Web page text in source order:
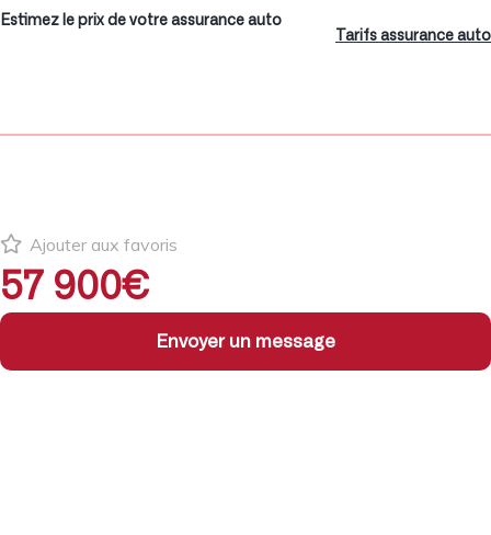
Estimez le prix de votre assurance auto
Tarifs assurance auto
Ajouter aux favoris
57 900€
Envoyer un message